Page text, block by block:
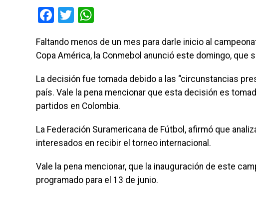
Facebook
Twitter
Faltando menos de un mes para darle inicio al
Copa América, la Conmebol anunció este domingo, que
La decisión fue tomada debido a las “circunstancias
país. Vale la pena mencionar que esta decisión es
partidos en Colombia.
La Federación Suramericana de Fútbol, afirmó que
interesados en recibir el torneo internacional.
Vale la pena mencionar, que la inauguración de este
programado para el 13 de junio.